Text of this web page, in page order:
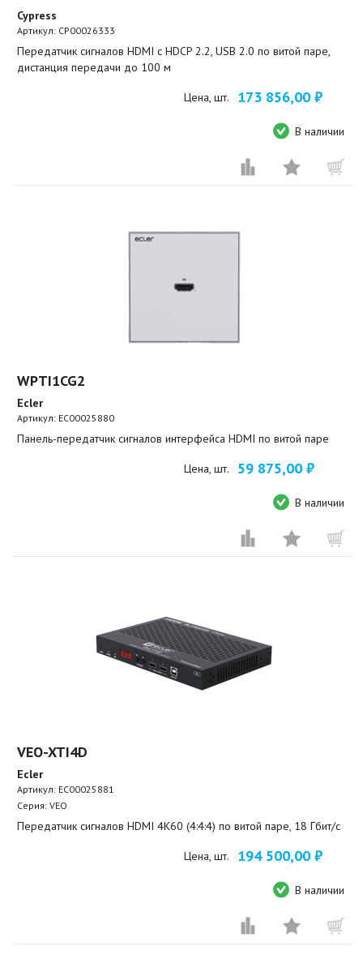
Cypress
Артикул: CP00026333
Передатчик сигналов HDMI с HDCP 2.2, USB 2.0 по витой паре,
дистанция передачи до 100 м
Цена, шт. 173 856,00 ₽
В наличии
WPTI1CG2
Ecler
Артикул: EC00025880
Панель-передатчик сигналов интерфейса HDMI по витой паре
Цена, шт. 59 875,00 ₽
В наличии
VEO-XTI4D
Ecler
Артикул: EC00025881
Серия: VEO
Передатчик сигналов HDMI 4K60 (4:4:4) по витой паре, 18 Гбит/с
Цена, шт. 194 500,00 ₽
В наличии